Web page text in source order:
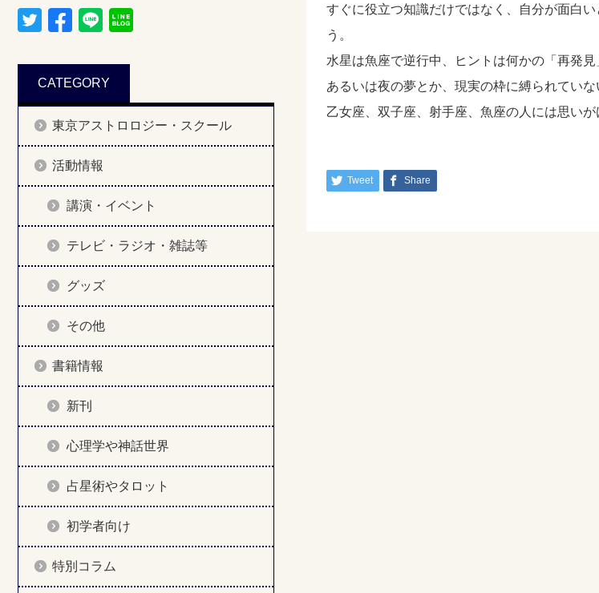
すぐに役立つ知識だけではなく、自分が面白
う。
水星は魚座で逆行中、ヒントは何かの「再発見
あるいは夜の夢とか、現実の枠に縛られていな
乙女座、双子座、射手座、魚座の人には思いが
Tweet Share
CATEGORY
東京アストロロジー・スクール
活動情報
講演・イベント
テレビ・ラジオ・雑誌等
グッズ
その他
書籍情報
新刊
心理学や神話世界
占星術やタロット
初学者向け
特別コラム